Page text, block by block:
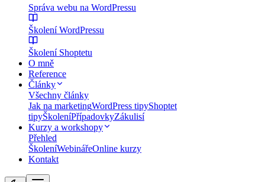
Správa webu na WordPressu
Školení WordPressu
Školení Shoptetu
O mně
Reference
Články
Všechny články
Jak na marketingWordPress tipyShoptet
tipyŠkoleníPřípadovkyZákulisí
Kurzy a workshopy
Přehled
ŠkoleníWebinářeOnline kurzy
Kontakt